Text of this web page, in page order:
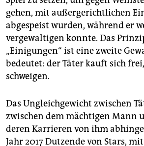
gehen, mit außergerichtlichen
abgespeist wurden, während er
vergewaltigen konnte. Das
„Einigungen“ ist eine zweite
bedeutet: der Täter kauft sich
schweigen.
Das Ungleichgewicht zwischen
zwischen dem mächtigen Mann
deren Karrieren von ihm
Jahr 2017 Dutzende von Stars,